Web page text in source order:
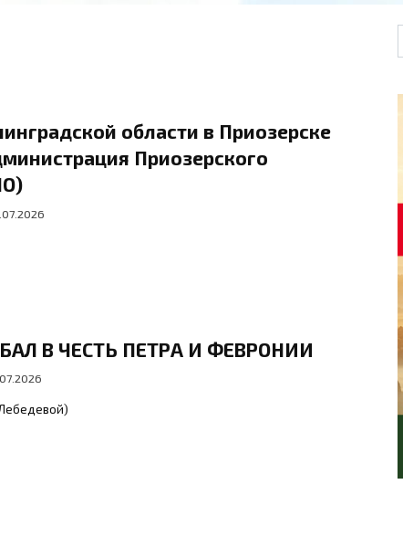
области в Приозерске
Приозерского
В ЧЕСТЬ ПЕТРА И ФЕВРОНИИ